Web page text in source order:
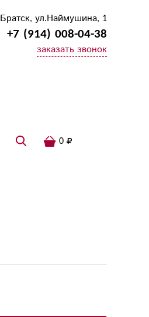
Братск, ул.Наймушина, 1
+7 (914) 008-04-38
заказать звонок
0